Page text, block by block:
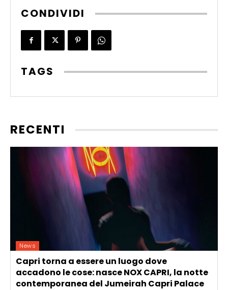
CONDIVIDI
TAGS
RECENTI
News
Capri torna a essere un luogo dove
accadono le cose: nasce NOX CAPRI, la notte
contemporanea del Jumeirah Capri Palace